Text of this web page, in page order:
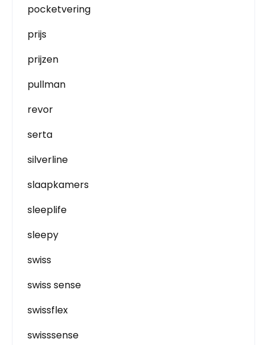
pocketvering
prijs
prijzen
pullman
revor
serta
silverline
slaapkamers
sleeplife
sleepy
swiss
swiss sense
swissflex
swisssense